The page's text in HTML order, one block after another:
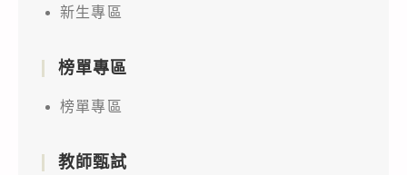
新生專區
榜單專區
榜單專區
教師甄試